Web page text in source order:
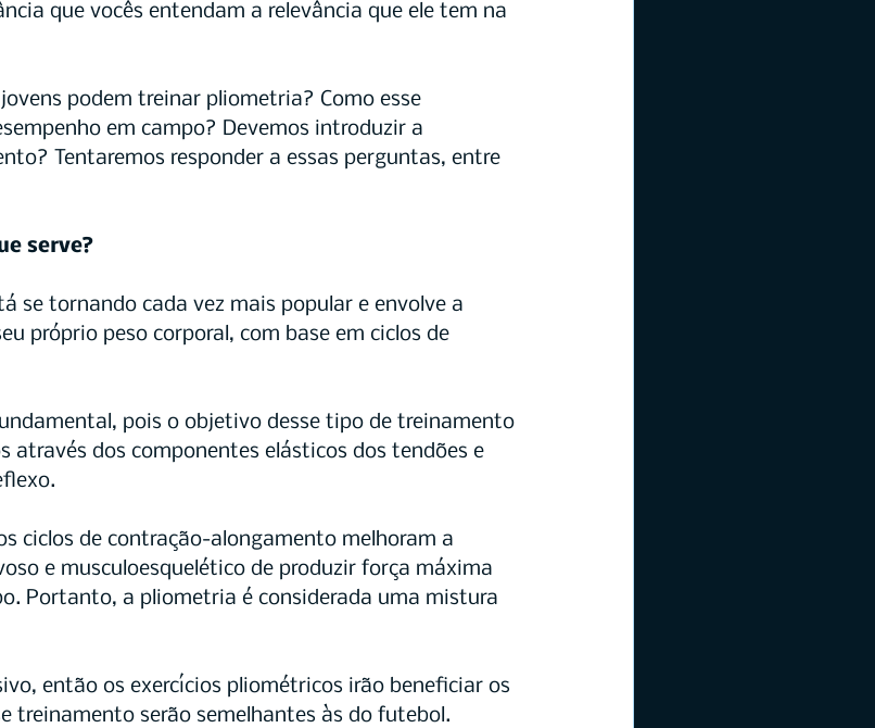
que vocês entendam a relevância que ele tem na
podem treinar pliometria? Como esse
em campo? Devemos introduzir a
Tentaremos responder a essas perguntas, entre
serve?
se tornando cada vez mais popular e envolve a
próprio peso corporal, com base em ciclos de
pois o objetivo desse tipo de treinamento
através dos componentes elásticos dos tendões e
ciclos de contração-alongamento melhoram a
e musculoesquelético de produzir força máxima
Portanto, a pliometria é considerada uma mistura
então os exercícios pliométricos irão beneficiar os
treinamento serão semelhantes às do futebol.